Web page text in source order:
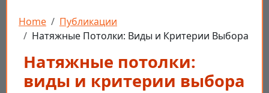
Строка навигации
Home
Публикации
Натяжные Потолки: Виды и Критерии Выбора
Натяжные потолки:
виды и критерии выбора